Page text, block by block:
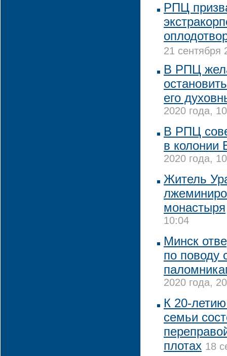
РПЦ
21 сентября
В РПЦ
его
2020 года,
В РПЦ
в колонии
2020 года,
Житель
монастыря
10:04
Минск
по поводу
2020 года,
К 20-
семьи
плотах 18